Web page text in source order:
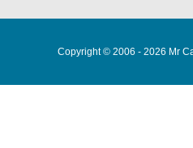
Copyright © 2006 - 2026 Mr